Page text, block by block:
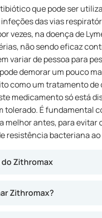
que pode ser
das vias
vezes, na doença de
não sendo eficaz
variar de pessoa para
demorar um pouco
como um tratamento
medicamento só está
tolerado. É fundamental
melhor antes, para
resistência bacteriana
Zithromax
o medicamento
Zithromax?